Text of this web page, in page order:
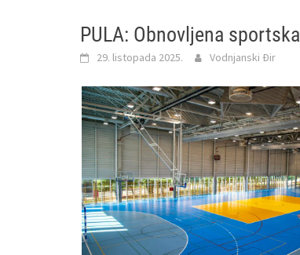
PULA: Obnovljena
29. listopada 2025. Vodnjanski Đir